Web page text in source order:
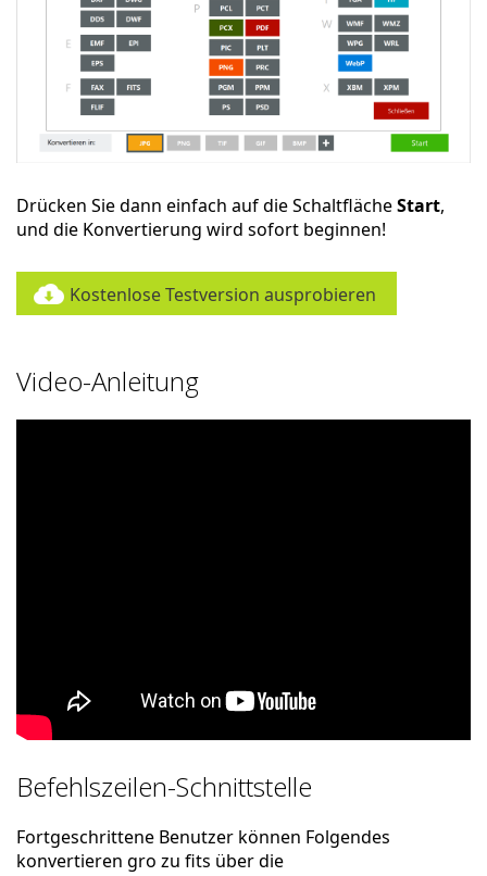
Drücken Sie dann einfach auf die SchaltflächeStart,
und die Konvertierung wird sofort beginnen!
Kostenlose Testversion ausprobieren
Video-Anleitung
Befehlszeilen-Schnittstelle
Fortgeschrittene Benutzer können Folgendes
konvertieren gro zu fits über die